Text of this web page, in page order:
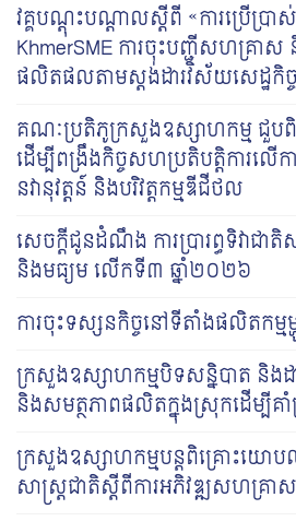
វគ្គបណ្តុះបណ្តាលស្តីពី «ការប្រើប្
KhmerSME ការចុះបញ្ជីសហគ្រាស
ផលិតផលតាមស្តង់ដារវិស័យសេដ្ឋកិច្ច
គណៈប្រតិភូក្រសួងឧស្សាហកម្ម ជួបពិ
ដើម្បីពង្រឹងកិច្ចសហប្រតិបត្តិការលើ
នវានុវត្តន៍ និងបរិវត្តកម្មឌីជីថល
សេចក្តីជូនដំណឹង ការប្រារព្ធទិវាជ
និងមធ្យម លើកទី៣ ឆ្នាំ២០២៦
ការចុះទស្សនកិច្ចនៅទីតាំងផលិតកម្ម
ក្រសួងឧស្សាហកម្មបិទសន្និបាត និង
និងសមត្ថភាពផលិតក្នុងស្រុកដើម្បីគាំ
ក្រសួង​ឧស្សាហកម្មបន្ត​​ពិគ្រោះ​យោប
សាស្ត្រ​ជាតិស្តីពីការអភិវឌ្ឍសហគ្រ